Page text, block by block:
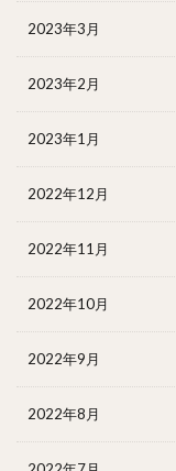
2023年3月
2023年2月
2023年1月
2022年12月
2022年11月
2022年10月
2022年9月
2022年8月